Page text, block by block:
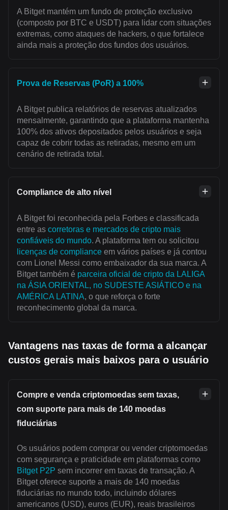
A Bitget mantém um fundo de proteção exclusivo
(composto por BTC e USDT) para lidar com situações
extremas, como ataques de hackers, o que fortalece
ainda mais a proteção dos fundos dos usuários.
Prova de Reservas (PoR) a 100%
A Bitget publica relatórios de reservas atualizados
mensalmente, garantindo que a plataforma mantenha
100% dos ativos depositados pelos usuários e seja
capaz de cobrir todas as retiradas, mesmo em um
cenário de retirada total.
Compliance de alto nível
A Bitget foi reconhecida pela Forbes e classificada
entre as corretoras e mercados de cripto mais
confiáveis do mundo. A plataforma tem ou solicitou
licenças de compliance em vários países e já contou
com Lionel Messi como embaixador da sua marca. A
Bitget também é parceira oficial de cripto da LALIGA
na ÁSIA ORIENTAL, no SUDESTE ASIÁTICO e na
AMÉRICA LATINA, o que reforça o forte
reconhecimento global da marca.
Vantagens nas taxas de forma a alcançar
custos gerais mais baixos para o usuário
Compre e venda criptomoedas sem taxas,
com suporte para mais de 140 moedas
fiduciárias
Os usuários podem comprar ou vender criptomoedas
com segurança e praticidade em plataformas como
Bitget P2P sem incorrer em taxas de transação. A
Bitget oferece suporte a mais de 140 moedas
fiduciárias no mundo todo, incluindo dólares
americanos (USD), euros (EUR), reais brasileiros